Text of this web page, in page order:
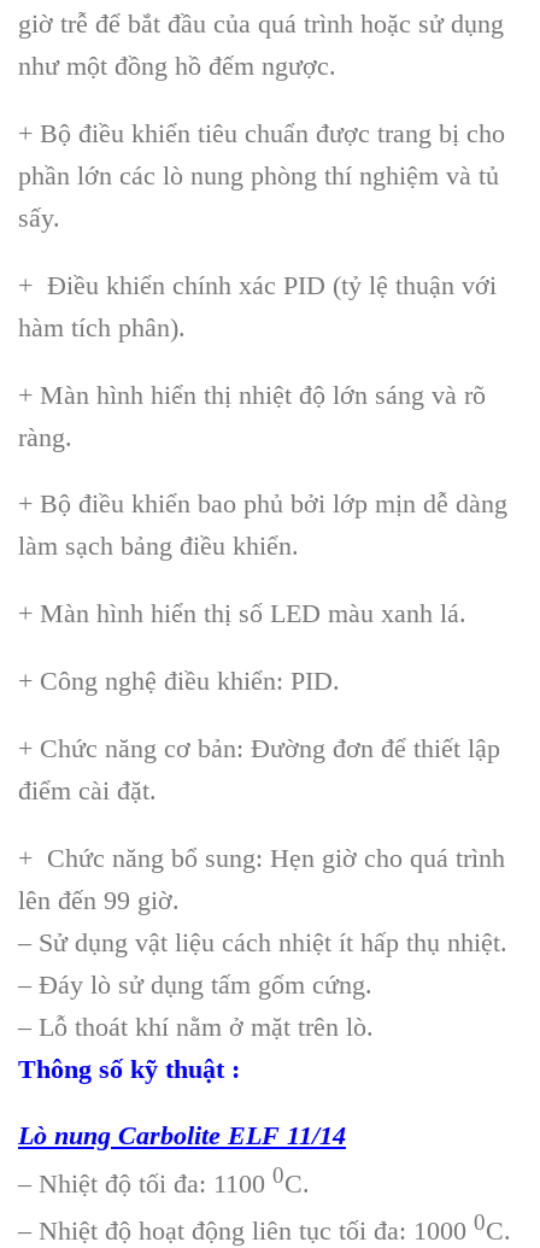
giờ trễ để bắt đầu của quá trình hoặc sử dụng
như một đồng hồ đếm ngược.
+ Bộ điều khiển tiêu chuẩn được trang bị cho
phần lớn các lò nung phòng thí nghiệm và tủ
sấy.
+ Điều khiển chính xác PID (tỷ lệ thuận với
hàm tích phân).
+ Màn hình hiển thị nhiệt độ lớn sáng và rõ
ràng.
+ Bộ điều khiển bao phủ bởi lớp mịn dễ dàng
làm sạch bảng điều khiển.
+ Màn hình hiển thị số LED màu xanh lá.
+ Công nghệ điều khiển: PID.
+ Chức năng cơ bản: Đường đơn để thiết lập
điểm cài đặt.
+ Chức năng bổ sung: Hẹn giờ cho quá trình
lên đến 99 giờ.
– Sử dụng vật liệu cách nhiệt ít hấp thụ nhiệt.
– Đáy lò sử dụng tấm gốm cứng.
– Lỗ thoát khí nằm ở mặt trên lò.
Thông số kỹ thuật :
Lò nung Carbolite ELF 11/14
– Nhiệt độ tối đa: 1100 0C.
– Nhiệt độ hoạt động liên tục tối đa: 1000 0C.